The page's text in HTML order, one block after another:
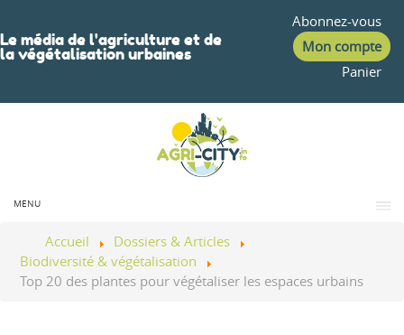
Le média de l'agriculture et de
la végétalisation urbaines
Abonnez-vous
Mon compte
Panier
MENU
Accueil
Dossiers & Articles
Biodiversité & végétalisation
Top 20 des plantes pour végétaliser les espaces urbains